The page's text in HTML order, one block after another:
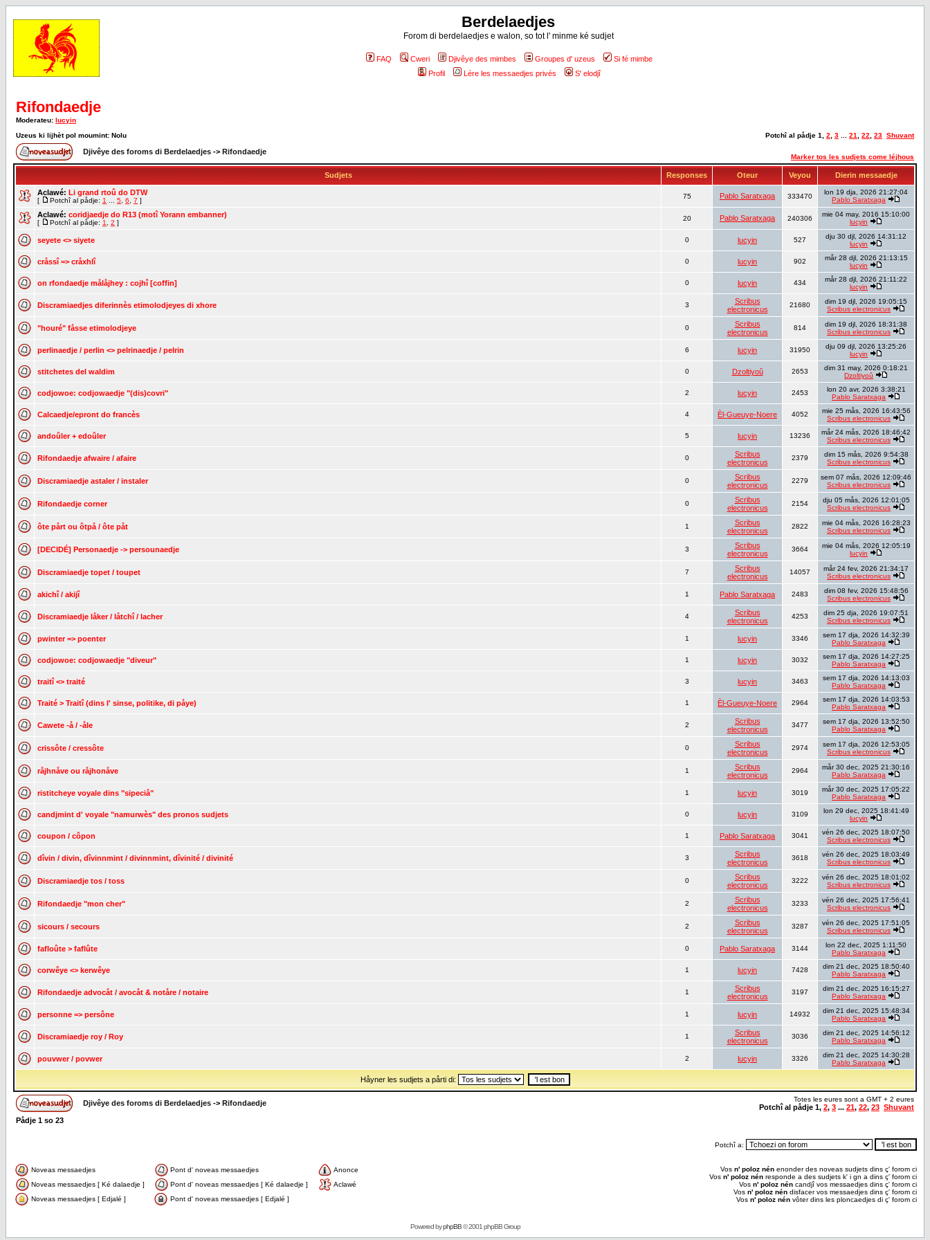
Berdelaedjes
Forom di berdelaedjes e walon, so tot l' minme ké sudjet
FAQ Cweri Djivêye des mimbes Groupes d' uzeus
Si fé mimbe
Profil
Lére les messaedjes privés S' elodjî
Rifondaedje
Moderateu: lucyin
Uzeus ki lijhèt pol moumint: Nolu
Potchî al pådje 1 2 3 21 22 23 Shuvant
Djivêye des foroms di Berdelaedjes -> Rifondaedje
Marker tos les sudjets come léjhous
Sudjets Responses Oteur Veyou Dierin messaedje
Aclawé: Li grand rtoû do DTW
[ Potchî al pådje: 1 5 6 7 ]
75 Pablo Saratxaga 333470
lon 19 dja, 2026 21:27:04
Pablo Saratxaga
Aclawé: coridjaedje do R13 (motî Yorann embanner)
[ Potchî al pådje: 1 2 ]
20 Pablo Saratxaga 240306
mie 04 may, 2016 15:10:00
lucyin
seyete <> siyete 0 lucyin 527
dju 30 djl, 2026 14:31:12
lucyin
cråssî => cråxhlî 0 lucyin 902
mår 28 djl, 2026 21:13:15
lucyin
on rfondaedje målåjhey : cojhî [coffin] 0 lucyin 434
mår 28 djl, 2026 21:11:22
lucyin
Discramiaedjes diferinnès etimolodjeyes di xhore 3
Scribus
electronicus
21680
dim 19 djl, 2026 19:05:15
Scribus electronicus
"houré" fåsse etimolodjeye 0
Scribus
electronicus
814
dim 19 djl, 2026 18:31:38
Scribus electronicus
perlinaedje / perlin <> pelrinaedje / pelrin 6 lucyin 31950
dju 09 djl, 2026 13:25:26
lucyin
stitchetes del waldim 0 Dzoltiyoû 2653
dim 31 may, 2026 0:18:21
Dzoltiyoû
codjowoe: codjowaedje "(dis)covri" 2 lucyin 2453
lon 20 avr, 2026 3:38:21
Pablo Saratxaga
Calcaedje/epront do francès 4 Èl-Gueuye-Noere 4052
mie 25 mås, 2026 16:43:56
Scribus electronicus
andoûler + edoûler 5 lucyin 13236
mår 24 mås, 2026 18:46:42
Scribus electronicus
Rifondaedje afwaire / afaire 0
Scribus
electronicus
2379
dim 15 mås, 2026 9:54:38
Scribus electronicus
Discramiaedje astaler / instaler 0
Scribus
electronicus
2279
sem 07 mås, 2026 12:09:46
Scribus electronicus
Rifondaedje corner 0
Scribus
electronicus
2154
dju 05 mås, 2026 12:01:05
Scribus electronicus
ôte pårt ou ôtpå / ôte påt 1
Scribus
electronicus
2822
mie 04 mås, 2026 16:28:23
Scribus electronicus
[DECIDÉ] Personaedje -> persounaedje 3
Scribus
electronicus
3664
mie 04 mås, 2026 12:05:19
lucyin
Discramiaedje topet / toupet 7
Scribus
electronicus
14057
mår 24 fev, 2026 21:34:17
Scribus electronicus
akichî / akijî 1 Pablo Saratxaga 2483
dim 08 fev, 2026 15:48:56
Scribus electronicus
Discramiaedje låker / låtchî / lacher 4
Scribus
electronicus
4253
dim 25 dja, 2026 19:07:51
Scribus electronicus
pwinter => poenter 1 lucyin 3346
sem 17 dja, 2026 14:32:39
Pablo Saratxaga
codjowoe: codjowaedje "diveur" 1 lucyin 3032
sem 17 dja, 2026 14:27:25
Pablo Saratxaga
traitî <> traité 3 lucyin 3463
sem 17 dja, 2026 14:13:03
Pablo Saratxaga
Traité > Traitî (dins l' sinse, politike, di påye) 1 Èl-Gueuye-Noere 2964
sem 17 dja, 2026 14:03:53
Pablo Saratxaga
Cawete -å / -åle 2
Scribus
electronicus
3477
sem 17 dja, 2026 13:52:50
Pablo Saratxaga
crissôte / cressôte 0
Scribus
electronicus
2974
sem 17 dja, 2026 12:53:05
Scribus electronicus
råjhnåve ou råjhonåve 1
Scribus
electronicus
2964
mår 30 dec, 2025 21:30:16
Pablo Saratxaga
ristitcheye voyale dins "sipeciå" 1 lucyin 3019
mår 30 dec, 2025 17:05:22
Pablo Saratxaga
candjmint d' voyale "namurwès" des pronos sudjets 0 lucyin 3109
lon 29 dec, 2025 18:41:49
lucyin
coupon / côpon 1 Pablo Saratxaga 3041
vén 26 dec, 2025 18:07:50
Scribus electronicus
dîvin / divin, dîvinnmint / divinnmint, dîvinité / divinité 3
Scribus
electronicus
3618
vén 26 dec, 2025 18:03:49
Scribus electronicus
Discramiaedje tos / toss 0
Scribus
electronicus
3222
vén 26 dec, 2025 18:01:02
Scribus electronicus
Rifondaedje "mon cher" 2
Scribus
electronicus
3233
vén 26 dec, 2025 17:56:41
Scribus electronicus
sicours / secours 2
Scribus
electronicus
3287
vén 26 dec, 2025 17:51:05
Scribus electronicus
fafloûte > faflûte 0 Pablo Saratxaga 3144
lon 22 dec, 2025 1:11:50
Pablo Saratxaga
corwêye <> kerwêye 1 lucyin 7428
dim 21 dec, 2025 18:50:40
Pablo Saratxaga
Rifondaedje advocåt / avocåt & notåre / notaire 1
Scribus
electronicus
3197
dim 21 dec, 2025 16:15:27
Pablo Saratxaga
personne => persône 1 lucyin 14932
dim 21 dec, 2025 15:48:34
Pablo Saratxaga
Discramiaedje roy / Roy 1
Scribus
electronicus
3036
dim 21 dec, 2025 14:56:12
Pablo Saratxaga
pouvwer / povwer 2 lucyin 3326
dim 21 dec, 2025 14:30:28
Pablo Saratxaga
Håyner les sudjets a pårti di:
Djivêye des foroms di Berdelaedjes -> Rifondaedje Totes les eures sont a GMT + 2 eures
Potchî al pådje 1, 2, 3 ... 21, 22, 23 Shuvant
Pådje 1 so 23
Potchî a:
Noveas messaedjes Pont d' noveas messaedjes
Anonce
Noveas messaedjes [ Ké dalaedje ]
Pont d' noveas messaedjes [ Ké dalaedje ]
Aclawé
Noveas messaedjes [ Edjalé ]
Pont d' noveas messaedjes [ Edjalé ]
Vos n' poloz nén enonder des noveas sudjets dins ç' forom ci
Vos n' poloz nén responde a des sudjets k' i gn a dins ç' forom ci
Vos n' poloz nén candjî vos messaedjes dins ç' forom ci
Vos n' poloz nén disfacer vos messaedjes dins ç' forom ci
Vos n' poloz nén vôter dins les ploncaedjes di ç' forom ci
Powered byphpBB© 2001 phpBB Group